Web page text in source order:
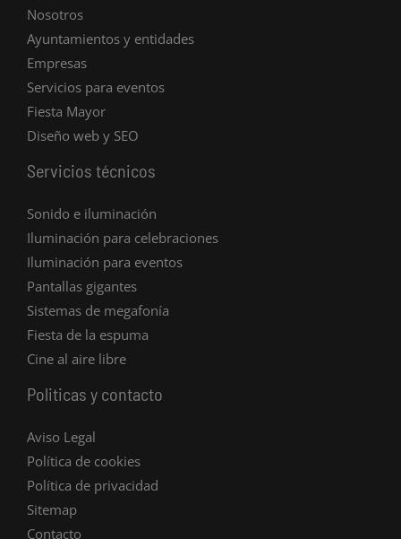
Nosotros
Ayuntamientos y entidades
Empresas
Servicios para eventos
Fiesta Mayor
Diseño web y SEO
Servicios técnicos
Sonido e iluminación
Iluminación para celebraciones
Iluminación para eventos
Pantallas gigantes
Sistemas de megafonía
Fiesta de la espuma
Cine al aire libre
Politicas y contacto
Aviso Legal
Política de cookies
Política de privacidad
Sitemap
Contacto